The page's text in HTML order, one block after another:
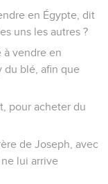
en Égypte, dit
uns les autres ?
à vendre en
du blé, afin que
pour acheter du
de Joseph, avec
lui arrive